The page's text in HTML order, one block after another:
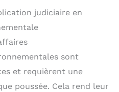
judiciaire en
sont
et requièrent une
poussée. Cela rend leur